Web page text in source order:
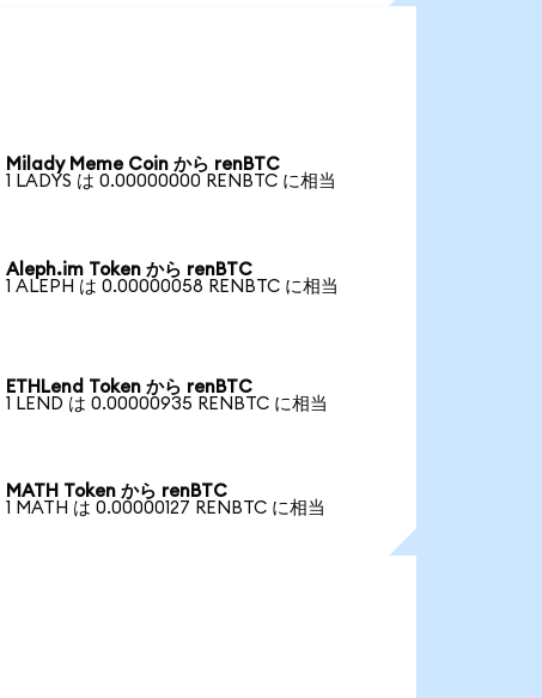
Milady Meme Coin から renBTC
1 LADYS は 0.00000000 RENBTC に相当
Aleph.im Token から renBTC
1 ALEPH は 0.00000058 RENBTC に相当
ETHLend Token から renBTC
1 LEND は 0.00000935 RENBTC に相当
MATH Token から renBTC
1 MATH は 0.00000127 RENBTC に相当